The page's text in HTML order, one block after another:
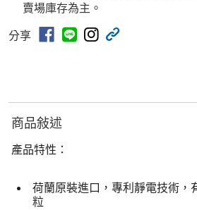
賣場庫存為主。
分享
商品敍述
產品特性：
荷蘭原裝進口，專利靜電技術，
粒